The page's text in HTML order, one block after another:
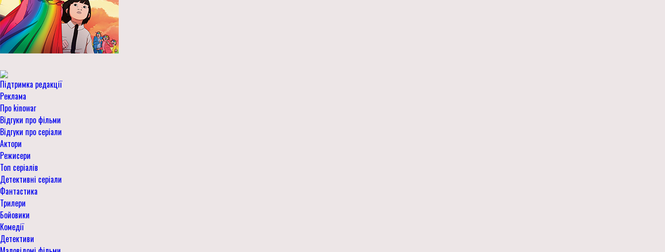
Підтримка редакції
Реклама
Про kinowar
Відгуки про фільми
Відгуки про серіали
Актори
Режисери
Топ серіалів
Детективні серіали
Фантастика
Трилери
Бойовики
Комедії
Детективи